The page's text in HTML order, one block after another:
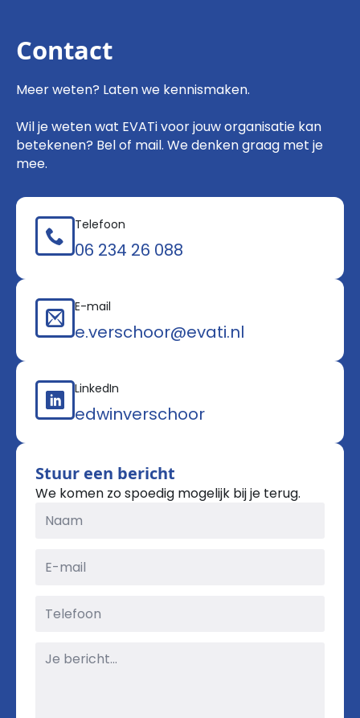
Contact
Meer weten? Laten we kennismaken.
Wil je weten wat EVATi voor jouw organisatie kan
betekenen? Bel of mail. We denken graag met je
mee.
Telefoon
06 234 26 088
E-mail
e.verschoor@evati.nl
LinkedIn
edwinverschoor
Stuur een bericht
We komen zo spoedig mogelijk bij je terug.
mail